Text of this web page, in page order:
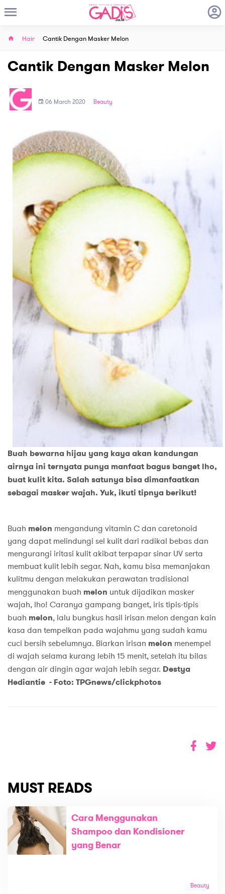
Hair Cantik Dengan Masker Melon
Cantik Dengan Masker Melon
06 March 2020 Beauty
Buah bewarna hijau yang kaya akan kandungan
airnya ini ternyata punya manfaat bagus banget lho,
buat kulit kita. Salah satunya bisa dimanfaatkan
sebagai masker wajah. Yuk, ikuti tipnya berikut!
Buah melon mengandung vitamin C dan caretonoid
yang dapat melindungi sel kulit dari radikal bebas dan
mengurangi iritasi kulit akibat terpapar sinar UV serta
membuat kulit lebih segar. Nah, kamu bisa memanjakan
kulitmu dengan melakukan perawatan tradisional
menggunakan buah melon untuk dijadikan masker
wajah, lho! Caranya gampang banget, iris tipis-tipis
buah melon, lalu bungkus hasil irisan melon dengan kain
kasa dan tempelkan pada wajahmu yang sudah kamu
cuci bersih sebelumnya. Biarkan irisan melon menempel
di wajah selama kurang lebih 15 menit, setelah itu bilas
dengan air dingin agar wajah lebih segar. Destya
Hediantie - Foto: TPGnews/clickphotos
MUST READS
Cara Menggunakan
Shampoo dan Kondisioner
yang Benar
Beauty